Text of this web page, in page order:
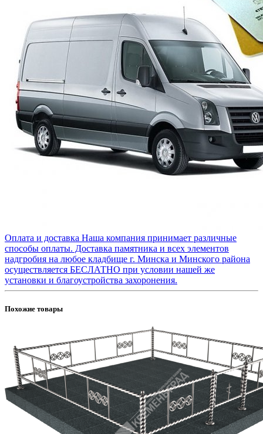
Оплата и доставка Наша компания принимает различные
способы оплаты. Доставка памятника и всех элементов
надгробия на любое кладбище г. Минска и Минского района
осуществляется БЕСЛАТНО при условии нашей же
установки и благоустройства захоронения.
Похожие товары